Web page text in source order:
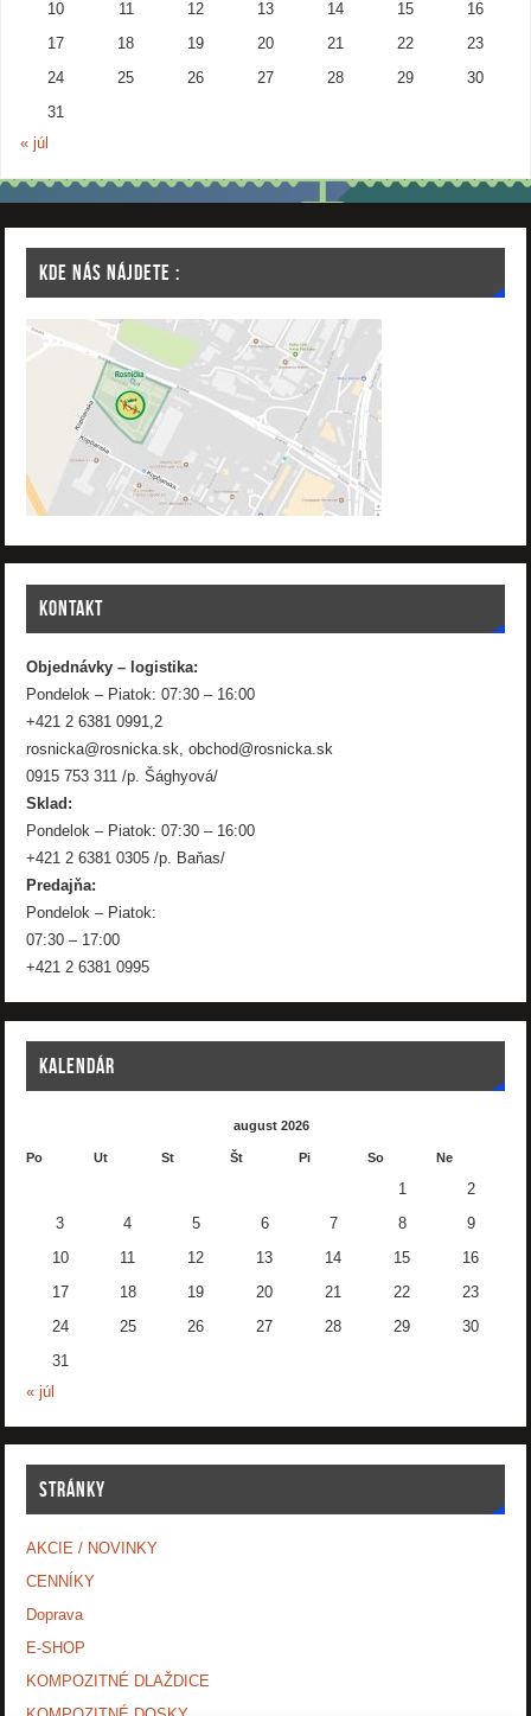
10 11 12 13 14 15 16
17 18 19 20 21 22 23
24 25 26 27 28 29 30
31
« júl
KDE NÁS NÁJDETE :
KONTAKT
Objednávky – logistika:
Pondelok – Piatok: 07:30 – 16:00
+421 2 6381 0991,2
rosnicka@rosnicka.sk, obchod@rosnicka.sk
0915 753 311 /p. Šághyová/
Sklad:
Pondelok – Piatok: 07:30 – 16:00
+421 2 6381 0305 /p. Baňas/
Predajňa:
Pondelok – Piatok:
07:30 – 17:00
+421 2 6381 0995
KALENDÁR
august 2026
Po Ut St Št Pi So Ne
1 2
3 4 5 6 7 8 9
10 11 12 13 14 15 16
17 18 19 20 21 22 23
24 25 26 27 28 29 30
31
« júl
STRÁNKY
AKCIE / NOVINKY
CENNÍKY
Doprava
E-SHOP
KOMPOZITNÉ DLAŽDICE